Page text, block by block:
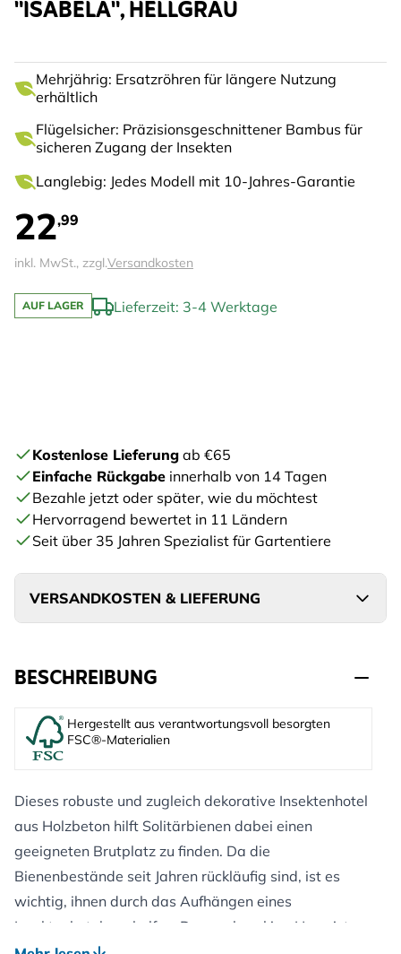
"ISABELA", HELLGRAU
Mehrjährig: Ersatzröhren für längere Nutzung
erhältlich
Flügelsicher: Präzisionsgeschnittener Bambus für
sicheren Zugang der Insekten
Langlebig: Jedes Modell mit 10-Jahres-Garantie
22,99
inkl. MwSt., zzgl.Versandkosten
AUF LAGER Lieferzeit: 3-4 Werktage
Kostenlose Lieferung ab €65
Einfache Rückgabe innerhalb von 14 Tagen
Bezahle jetzt oder später, wie du möchtest
Hervorragend bewertet in 11 Ländern
Seit über 35 Jahren Spezialist für Gartentiere
VERSANDKOSTEN & LIEFERUNG
BESCHREIBUNG
Hergestellt aus verantwortungsvoll besorgten
FSC®-Materialien
Dieses robuste und zugleich dekorative Insektenhotel
aus Holzbeton hilft Solitärbienen dabei einen
geeigneten Brutplatz zu finden. Da die
Bienenbestände seit Jahren rückläufig sind, ist es
wichtig, ihnen durch das Aufhängen eines
Insektenhotels zu helfen. Das sechseckige Haus ist